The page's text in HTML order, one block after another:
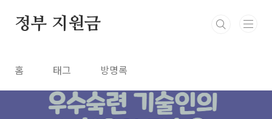
정부 지원금
홈 태그 방명록